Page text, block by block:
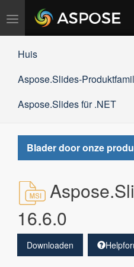
Navigation
umschalten
Huis
Aspose.Slides-
Aspose.Slides für .NET
Blader door onze
16.6.0
Downloaden